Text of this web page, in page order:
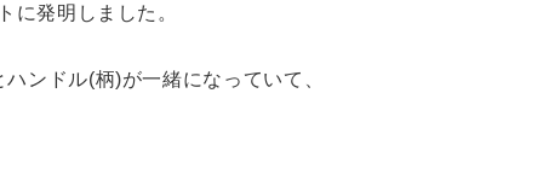
に発明しました。
ンドル(柄)が一緒になっていて、